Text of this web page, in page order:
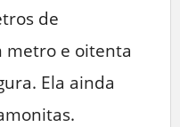
de
metro e oitenta
Ela ainda